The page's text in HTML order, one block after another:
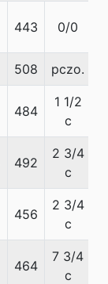
443 0/0
508 pczo.
484
1 1/2
c
492
2 3/4
c
456
2 3/4
c
464
7 3/4
c